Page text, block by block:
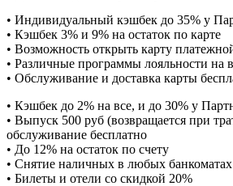
• Индивидуальный кэшбек до 35% у
• Кэшбек 3% и 9% на остаток по карте
• Возможность открыть карту
• Различные программы лояльности на
• Обслуживание и доставка карты
• Кэшбек до 2% на все, и до 30% у
• Выпуск 500 руб (возвращается при
обслуживание бесплатно
• До 12% на остаток по счету
• Снятие наличных в любых банкоматах
• Билеты и отели со скидкой 20%